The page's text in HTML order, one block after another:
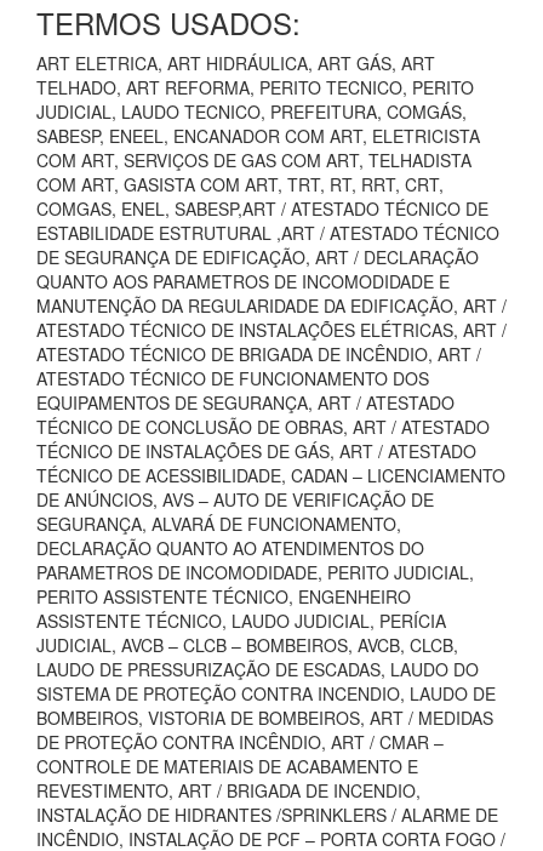
TERMOS USADOS:
ART ELETRICA, ART HIDRÁULICA, ART GÁS, ART
TELHADO, ART REFORMA, PERITO TECNICO, PERITO
JUDICIAL, LAUDO TECNICO, PREFEITURA, COMGÁS,
SABESP, ENEEL, ENCANADOR COM ART, ELETRICISTA
COM ART, SERVIÇOS DE GAS COM ART, TELHADISTA
COM ART, GASISTA COM ART, TRT, RT, RRT, CRT,
COMGAS, ENEL, SABESP,ART / ATESTADO TÉCNICO DE
ESTABILIDADE ESTRUTURAL ,ART / ATESTADO TÉCNICO
DE SEGURANÇA DE EDIFICAÇÃO, ART / DECLARAÇÃO
QUANTO AOS PARAMETROS DE INCOMODIDADE E
MANUTENÇÃO DA REGULARIDADE DA EDIFICAÇÃO, ART /
ATESTADO TÉCNICO DE INSTALAÇÕES ELÉTRICAS, ART /
ATESTADO TÉCNICO DE BRIGADA DE INCÊNDIO, ART /
ATESTADO TÉCNICO DE FUNCIONAMENTO DOS
EQUIPAMENTOS DE SEGURANÇA, ART / ATESTADO
TÉCNICO DE CONCLUSÃO DE OBRAS, ART / ATESTADO
TÉCNICO DE INSTALAÇÕES DE GÁS, ART / ATESTADO
TÉCNICO DE ACESSIBILIDADE, CADAN – LICENCIAMENTO
DE ANÚNCIOS, AVS – AUTO DE VERIFICAÇÃO DE
SEGURANÇA, ALVARÁ DE FUNCIONAMENTO,
DECLARAÇÃO QUANTO AO ATENDIMENTOS DO
PARAMETROS DE INCOMODIDADE, PERITO JUDICIAL,
PERITO ASSISTENTE TÉCNICO, ENGENHEIRO
ASSISTENTE TÉCNICO, LAUDO JUDICIAL, PERÍCIA
JUDICIAL, AVCB – CLCB – BOMBEIROS, AVCB, CLCB,
LAUDO DE PRESSURIZAÇÃO DE ESCADAS, LAUDO DO
SISTEMA DE PROTEÇÃO CONTRA INCENDIO, LAUDO DE
BOMBEIROS, VISTORIA DE BOMBEIROS, ART / MEDIDAS
DE PROTEÇÃO CONTRA INCÊNDIO, ART / CMAR –
CONTROLE DE MATERIAIS DE ACABAMENTO E
REVESTIMENTO, ART / BRIGADA DE INCENDIO,
INSTALAÇÃO DE HIDRANTES /SPRINKLERS / ALARME DE
INCÊNDIO, INSTALAÇÃO DE PCF – PORTA CORTA FOGO /